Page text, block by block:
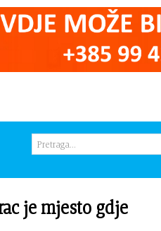
je mjesto gdje